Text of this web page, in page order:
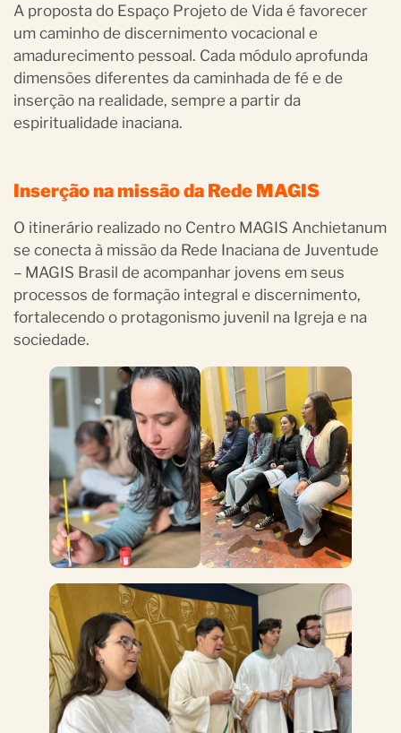
A proposta do Espaço Projeto de Vida é favorecer
um caminho de discernimento vocacional e
amadurecimento pessoal. Cada módulo aprofunda
dimensões diferentes da caminhada de fé e de
inserção na realidade, sempre a partir da
espiritualidade inaciana.
Inserção na missão da Rede MAGIS
O itinerário realizado no Centro MAGIS Anchietanum
se conecta à missão da Rede Inaciana de Juventude
– MAGIS Brasil de acompanhar jovens em seus
processos de formação integral e discernimento,
fortalecendo o protagonismo juvenil na Igreja e na
sociedade.